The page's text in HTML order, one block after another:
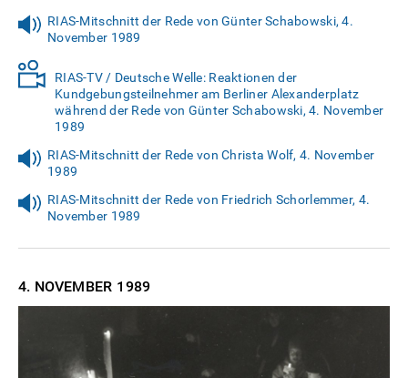
RIAS-Mitschnitt der Rede von Günter Schabowski, 4.
November 1989
RIAS-TV / Deutsche Welle: Reaktionen der
Kundgebungsteilnehmer am Berliner Alexanderplatz
während der Rede von Günter Schabowski, 4. November
1989
RIAS-Mitschnitt der Rede von Christa Wolf, 4. November
1989
RIAS-Mitschnitt der Rede von Friedrich Schorlemmer, 4.
November 1989
4. NOVEMBER 1989